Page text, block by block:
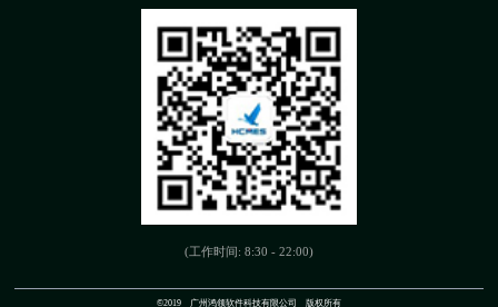
(工作时间: 8:30 - 22:00)
©2019 广州鸿领软件科技有限公司 版权所有